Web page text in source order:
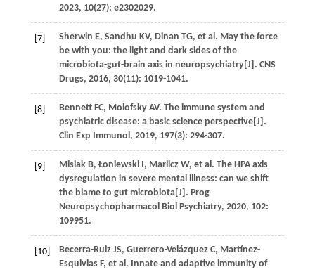
2023, 10(27): e2302029.
[7] Sherwin E, Sandhu KV, Dinan TG, et al. May the force
be with you: the light and dark sides of the
microbiota-gut-brain axis in neuropsychiatry[J]. CNS
Drugs, 2016, 30(11): 1019-1041.
[8] Bennett FC, Molofsky AV. The immune system and
psychiatric disease: a basic science perspective[J].
Clin Exp Immunol, 2019, 197(3): 294-307.
[9] Misiak B, Łoniewski I, Marlicz W, et al. The HPA axis
dysregulation in severe mental illness: can we shift
the blame to gut microbiota[J]. Prog
Neuropsychopharmacol Biol Psychiatry, 2020, 102:
109951.
[10] Becerra-Ruiz JS, Guerrero-Velázquez C, Martínez-
Esquivias F, et al. Innate and adaptive immunity of